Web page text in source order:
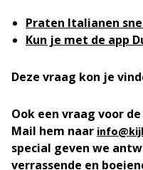
Praten Italianen
Kun je met de app
Deze vraag kon je
Ook een vraag voor de
Mail hem naar
special geven we
verrassende en